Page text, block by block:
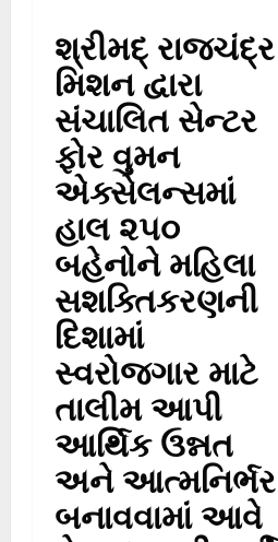
શ્રીમદ્ રાજચંદ્ર
મિશન દ્વારા
સંચાલિત સેન્ટર
ફોર વુમન
એક્સેલન્સમાં
હાલ ૨૫૦
બહેનોને મહિલા
સશક્તિકરણની
દિશામાં
સ્વરોજગાર માટે
તાલીમ આપી
આર્થિક ઉન્નત
અને આત્મનિર્ભર
બનાવવામાં આવે